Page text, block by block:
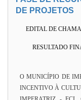
DE PROJETOS
EDITAL DE
RESULTADO
O MUNICÍPIO DE
INCENTIVO À